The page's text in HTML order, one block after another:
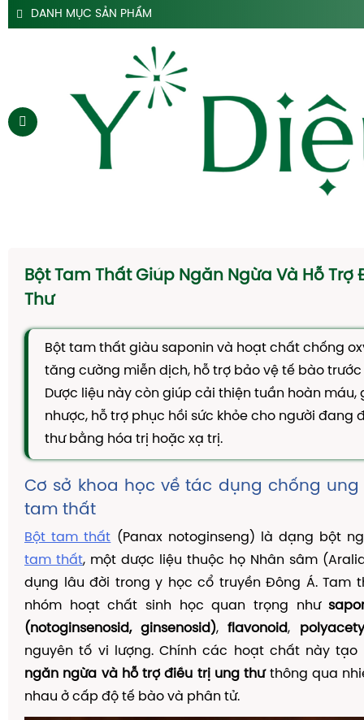
DANH MỤC SẢN PHẨM
SẢN PHẨM HỖ TRỢ DẠ DÀY Y DIỆU
SẢN PHẨM ĐẠI TRÀNG TÁO BÓN Y DIỆU
SẢN PHẨM HÀ THỦ Ô
SẢN PHẨM TAM THẤT Y DIỆU
SIRO HO
CAO DẠ CẨM
HÀ THỦ Ô
TAM THẤT MẬT ONG
CAO DÂY THÌA CANH
DẦU GỘI THẢO DƯỢC
KIẾN THỨC
Kiến Thức Về Ho
Kiến Thức Về Dạ Dày
Kiến Thức Về Đại Tràng
Kiến Thức Về Hà Thủ Ô
Kiến Thức Về Tam Thất
Kiến Thức Về Tiểu Đường
Kiến Thức Về Dầu Gội Thảo Dược
Kiến Thức Về Máy Lọc Không Khí
Bột Tam Thất Giúp Ngăn Ngừa Và Hỗ Trợ
Thư
Bột tam thất giàu saponin và hoạt chất chống
tăng cường miễn dịch, hỗ trợ bảo vệ tế bào trước
Dược liệu này còn giúp cải thiện tuần hoàn máu,
nhược, hỗ trợ phục hồi sức khỏe cho người đang
thư bằng hóa trị hoặc xạ trị.
Cơ sở khoa học về tác dụng chống
tam thất
Bột tam thất (Panax notoginseng) là dạng bột
tam thất, một dược liệu thuộc họ Nhân sâm
dụng lâu đời trong y học cổ truyền Đông Á. Tam
nhóm hoạt chất sinh học quan trọng như
(notoginsenosid, ginsenosid),flavonoid,
nguyên tố vi lượng. Chính các hoạt chất này tạo
ngăn ngừa và hỗ trợ điều trị ung thưthông qua
nhau ở cấp độ tế bào và phân tử.